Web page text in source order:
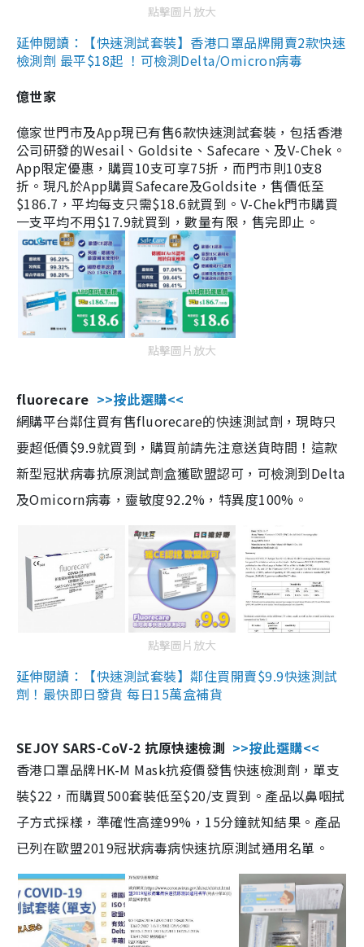
點擊圖片放大
延伸閱讀：【快速測試套裝】香港口罩品牌開賣2款快速
檢測劑 最平$18起 ！可檢測Delta/Omicron病毒
億世家
億家世門市及App現已有售6款快速測試套裝，包括香港
公司研發的Wesail、Goldsite、Safecare、及V-Chek。
App限定優惠，購買10支可享75折，而門市則10支8
折。現凡於App購買Safecare及Goldsite，售價低至
$186.7，平均每支只需$18.6就買到。V-Chek門市購買
一支平均不用$17.9就買到，數量有限，售完即止。
點擊圖片放大
fluorecare >>按此選購<<
網購平台鄰住買有售fluorecare的快速測試劑，現時只
要超低價$9.9就買到，購買前請先注意送貨時間！這款
新型冠狀病毒抗原測試劑盒獲歐盟認可，可檢測到Delta
及Omicorn病毒，靈敏度92.2%，特異度100%。
點擊圖片放大
延伸閱讀：【快速測試套裝】鄰住買開賣$9.9快速測試
劑！最快即日發貨 每日15萬盒補貨
SEJOY SARS-CoV-2 抗原快速檢測 >>按此選購<<
香港口罩品牌HK-M Mask抗疫價發售快速檢測劑，單支
裝$22，而購買500套裝低至$20/支買到。產品以鼻咽拭
子方式採樣，準確性高達99%，15分鐘就知結果。產品
已列在歐盟2019冠狀病毒病快速抗原測試通用名單。